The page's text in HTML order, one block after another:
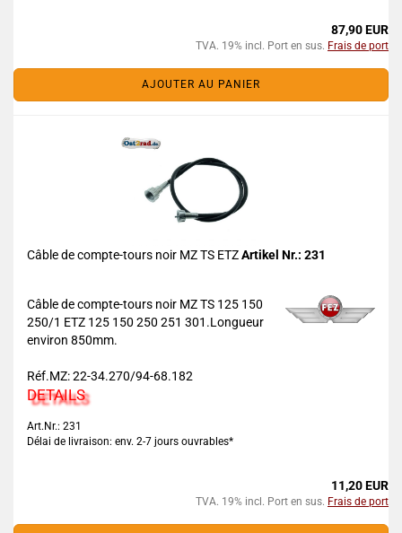
87,90 EUR
TVA. 19% incl. Port en sus. Frais de port
AJOUTER AU PANIER
Câble de compte-tours noir MZ TS ETZArtikel Nr.: 231
Câble de compte-tours noir MZ TS 125 150
250/1 ETZ 125 150 250 251 301.Longueur
environ 850mm.
Réf.MZ: 22-34.270/94-68.182
DETAILS
Art.Nr.: 231
Délai de livraison: env. 2-7 jours ouvrables*
11,20 EUR
TVA. 19% incl. Port en sus. Frais de port